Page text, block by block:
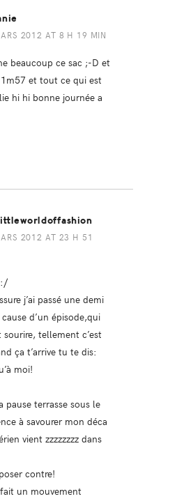
2012 AT 8 H 19 MIN
beaucoup ce sac ;-D et
et tout ce qui est
hi hi bonne journée a
2012 AT 23 H 51
j’ai passé une demi
d’un épisode,qui
tellement c’est
ça t’arrive tu te dis:
moi!
pause terrasse sous le
à savourer mon déca
vient zzzzzzzz dans
contre!
fait un mouvement